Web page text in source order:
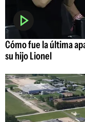
Cómo fue la última
su hijo Lionel